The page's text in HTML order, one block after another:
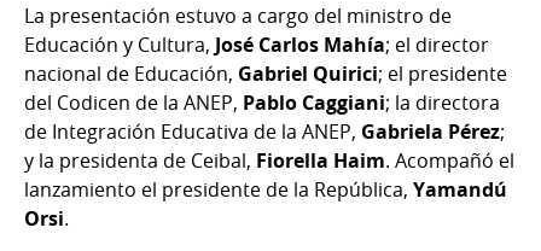
La presentación estuvo a cargo del ministro de
Educación y Cultura, José Carlos Mahía; el director
nacional de Educación, Gabriel Quirici; el presidente
del Codicen de la ANEP, Pablo Caggiani; la directora
de Integración Educativa de la ANEP, Gabriela Pérez;
y la presidenta de Ceibal, Fiorella Haim. Acompañó el
lanzamiento el presidente de la República, Yamandú
Orsi.